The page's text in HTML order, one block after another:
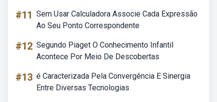
#11 Sem Usar Calculadora Associe Cada Expressão
Ao Seu Ponto Correspondente
#12 Segundo Piaget O Conhecimento Infantil
Acontece Por Meio De Descobertas
#13 é Caracterizada Pela Convergência E Sinergia
Entre Diversas Tecnologias